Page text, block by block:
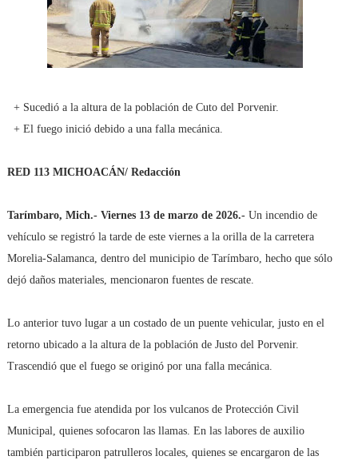
+ Sucedió a la altura de la población de Cuto del Porvenir.
+ El fuego inició debido a una falla mecánica.
RED 113 MICHOACÁN/ Redacción
Tarímbaro, Mich.- Viernes 13 de marzo de 2026.-Un incendio de
vehículo se registró la tarde de este viernes a la orilla de la carretera
Morelia-Salamanca, dentro del municipio de Tarímbaro, hecho que sólo
dejó daños materiales, mencionaron fuentes de rescate.
Lo anterior tuvo lugar a un costado de un puente vehicular, justo en el
retorno ubicado a la altura de la población de Justo del Porvenir.
Trascendió que el fuego se originó por una falla mecánica.
La emergencia fue atendida por los vulcanos de Protección Civil
Municipal, quienes sofocaron las llamas. En las labores de auxilio
también participaron patrulleros locales, quienes se encargaron de las